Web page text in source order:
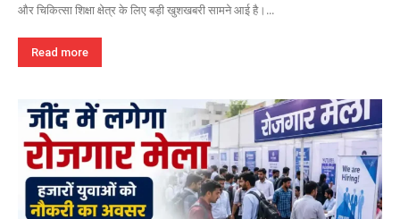
और चिकित्सा शिक्षा क्षेत्र के लिए बड़ी खुशखबरी सामने आई है।...
Read more